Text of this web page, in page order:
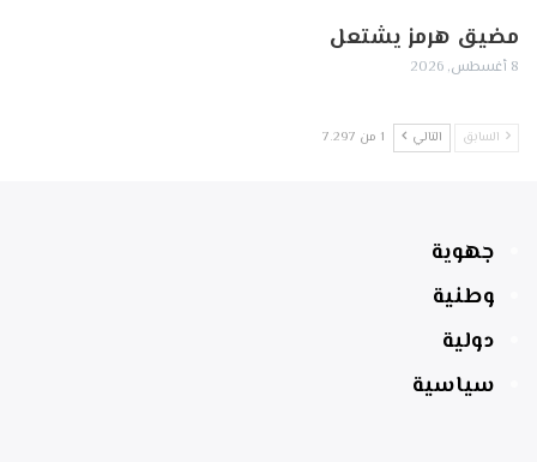
مضيق هرمز يشتعل
8 أغسطس, 2026
السابق التالي 1 من 7٬297
جهوية
وطنية
دولية
سياسية